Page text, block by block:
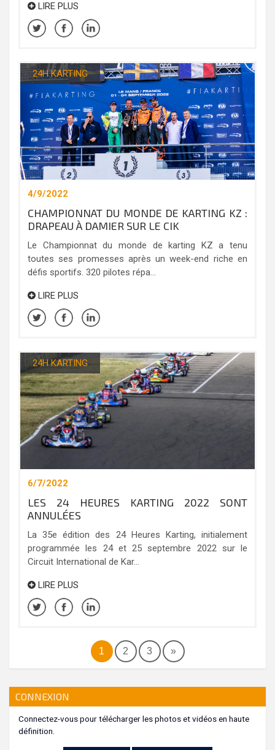
LIRE PLUS
24H KARTING
4/9/2022
CHAMPIONNAT DU MONDE DE KARTING KZ :
DRAPEAU À DAMIER SUR LE CIK
Le Championnat du monde de karting KZ a tenu
toutes ses promesses après un week-end riche en
défis sportifs. 320 pilotes répa...
LIRE PLUS
24H KARTING
6/7/2022
LES 24 HEURES KARTING 2022 SONT
ANNULÉES
La 35e édition des 24 Heures Karting, initialement
programmée les 24 et 25 septembre 2022 sur le
Circuit International de Kar...
LIRE PLUS
1 2 3 »
CONNEXION
Connectez-vous pour télécharger les photos et vidéos en haute
définition.